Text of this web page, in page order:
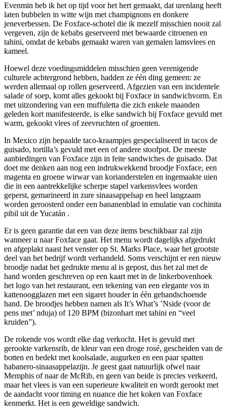
Evenmin heb ik het op tijd voor het hert gemaakt, dat urenlang heeft
laten bubbelen in witte wijn met champignons en donkere
jeneverbessen. De Foxface-schotel die ik mezelf misschien nooit zal
vergeven, zijn de kebabs geserveerd met bewaarde citroenen en
tahini, omdat de kebabs gemaakt waren van gemalen lamsvlees en
kameel.
Hoewel deze voedingsmiddelen misschien geen verenigende
culturele achtergrond hebben, hadden ze één ding gemeen: ze
werden allemaal op rollen geserveerd. Afgezien van een incidentele
salade of soep, komt alles gekookt bij Foxface in sandwichvorm. En
met uitzondering van een muffuletta die zich enkele maanden
geleden kort manifesteerde, is elke sandwich bij Foxface gevuld met
warm, gekookt vlees of zeevruchten of groenten.
In Mexico zijn bepaalde taco-kraampjes gespecialiseerd in tacos de
guisado, tortilla’s gevuld met een of andere stoofpot. De meeste
aanbiedingen van Foxface zijn in feite sandwiches de guisado. Dat
doet me denken aan nog een indrukwekkend broodje Foxface, een
magenta en groene wirwar van korianderstelen en ingemaakte uien
die in een aantrekkelijke scherpe stapel varkensvlees worden
geperst, gemarineerd in zure sinaasappelsap en heel langzaam
worden geroosterd onder een bananenblad in emulatie van cochinita
pibil uit de Yucatán .
Er is geen garantie dat een van deze items beschikbaar zal zijn
wanneer u naar Foxface gaat. Het menu wordt dagelijks afgedrukt
en afgeplakt naast het venster op St. Marks Place, waar het grootste
deel van het bedrijf wordt verhandeld. Soms verschijnt er een nieuw
broodje nadat het gedrukte menu al is gepost, dus het zal met de
hand worden geschreven op een kaart met in de linkerbovenhoek
het logo van het restaurant, een tekening van een elegante vos in
kattenoogglazen met een sigaret houder in één gehandschoende
hand. De broodjes hebben namen als It’s What’s ’Nside (voor de
pens met’ nduja) of 120 BPM (bizonhart met tahini en “veel
kruiden”).
De rokende vos wordt elke dag verkocht. Het is gevuld met
gerookte varkensrib, de kleur van een droge rosé, gescheiden van de
botten en bedekt met koolsalade, augurken en een paar spatten
habanero-sinaasappelazijn. Je geest gaat natuurlijk ofwel naar
Memphis of naar de McRib, en geen van beide is precies verkeerd,
maar het vlees is van een superieure kwaliteit en wordt gerookt met
de aandacht voor timing en nuance die het koken van Foxface
kenmerkt. Het is een geweldige sandwich.